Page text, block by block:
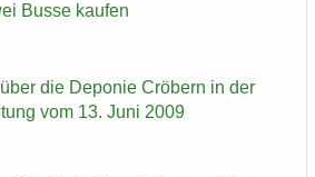
Busse kau­fen
die De­po­nie Crö­bern in der
vom 13. Juni 2009